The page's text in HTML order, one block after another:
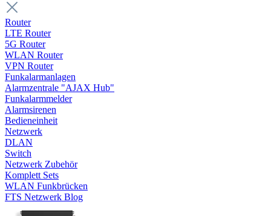
Router
LTE Router
5G Router
WLAN Router
VPN Router
Funkalarmanlagen
Alarmzentrale "AJAX Hub"
Funkalarmmelder
Alarmsirenen
Bedieneinheit
Netzwerk
DLAN
Switch
Netzwerk Zubehör
Komplett Sets
WLAN Funkbrücken
FTS Netzwerk Blog